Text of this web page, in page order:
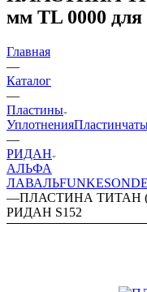
мм TL 0000
Главная
—
Каталог
—
Пластины
Уплотнения
—
РИДАН
АЛЬФА
ЛАВАЛЬFUNKE
—ПЛАСТИНА ТИТАН
РИДАН S152